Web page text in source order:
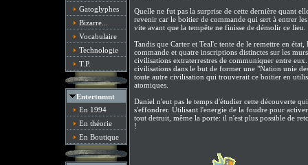
Gatoglyphes
Bizarre...
Vocabulaire
Technologie
T.P.
Entertnmnt
En 1994
En théorie
En Boutique
Quelle ne fut pas la surprise de cette dernière quant
revenir car le boitier de commande qui sert à entrer
vite avant que la tempête ne finisse de démolir ce lieu.
Tandis que Carter et Teal'c tente de le remettre en
commande et quatre inscriptions distinctes sur les
civilisations extraterrestres de communiquer entre
civilisations dans le but de former une "Nation unie
toute autre civilisation qui trouverait ce boitier en
atomiques.
Daniel n'eut pas le temps d'étudier cette découverte
s'effondrer. Utilisant l'energie de la foudre pour
tout detruit, même la porte: il n'est plus possible de
!